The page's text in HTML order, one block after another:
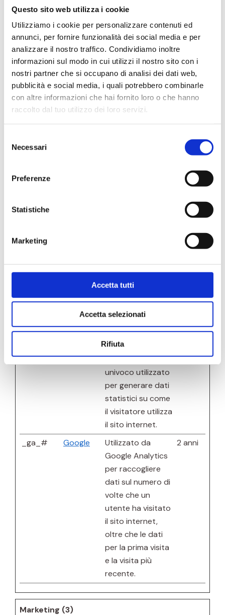
Questo sito web utilizza i cookie
Utilizziamo i cookie per personalizzare contenuti ed
annunci, per fornire funzionalità dei social media e per
analizzare il nostro traffico. Condividiamo inoltre
informazioni sul modo in cui utilizzi il nostro sito con i
nostri partner che si occupano di analisi dei dati web,
pubblicità e social media, i quali potrebbero combinarle
con altre informazioni che hai fornito loro o che hanno
raccolto dal tuo utilizzo dei loro servizi.
delNecessari
Preferenze
Statistiche
Marketing
Accetta tutti
Accetta selezionati
Rifiuta
ottimizzare
dell'utente.
Statistiche (3)
forma anonima.
massima
motore di ricerca
utilizzato, il link
cliccato e il
termine di ricerca
utilizzato.
Utilizzato da
Google Analytics.
giorni
_ga Google
Registra un ID
univoco utilizzato
per generare dati
statistici su come
il visitatore utilizza
il sito internet.
2 anni
_ga_# Google
Utilizzato da
Google Analytics
per raccogliere
dati sul numero di
volte che un
utente ha visitato
il sito internet,
oltre che le dati
per la prima visita
e la visita più
recente.
2 anni
Marketing (3)